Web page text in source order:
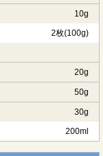
10g
2枚(100g)
20g
50g
30g
200ml